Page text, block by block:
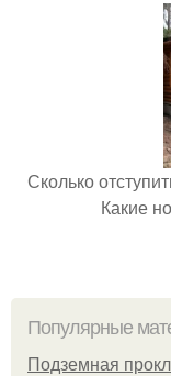
Сколько
Какие
Популярные
Подземная